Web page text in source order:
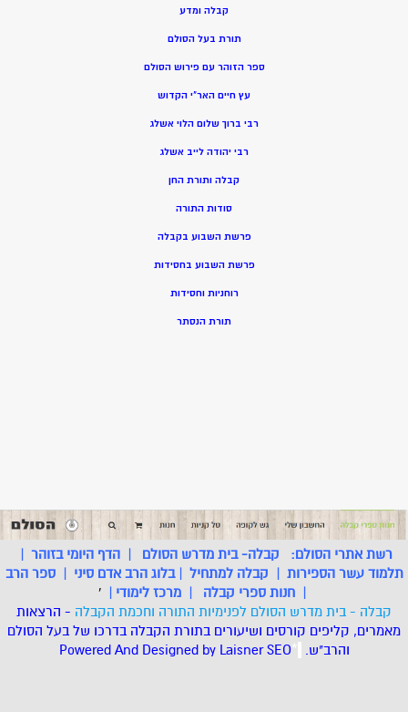
קבלה ומדע
תורת בעל הסולם
ספר הזוהר עם פירוש הסולם
עץ חיים האר”י הקדוש
רבי ברוך שלום הלוי אשלג
רבי יהודה לייב אשלג
קבלה ותורת החן
סודות התורה
פרשת השבוע בקבלה
פרשת השבוע בחסידות
רוחניות וחסידות
תורת הנסתר
רשת אתרי הסולם: קבלה- בית מדרש הסולם |הדף היומי בזוהר |
תלמוד עשר הספירות | קבלה למתחיל |בלוג הרב אדם סיני |ספר הרב
| חנות ספרי קבלה | מרכז לימודי |
'
קבלה - בית מדרש הסולם לפנימיות התורה וחכמת הקבלה - הרצאות
מאמרים, קליפים קורסים ושיעורים בתורת הקבלה בדרכו של בעל הסולם
והרב"ש. *
Powered And Designed by LaisnerSEO